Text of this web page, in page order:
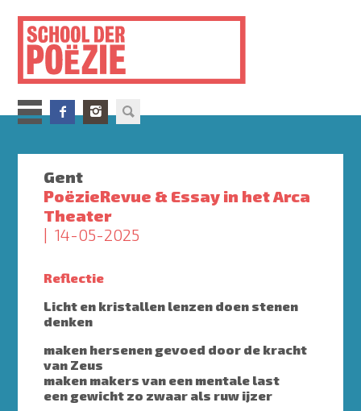
inhoud
gaan
Gent
PoëzieRevue & Essay in het Arca
Theater
14-05-2025
Reflectie
Licht en kristallen lenzen doen stenen
denken
maken hersenen gevoed door de kracht
van Zeus
maken makers van een mentale last
een gewicht zo zwaar als ruw ijzer